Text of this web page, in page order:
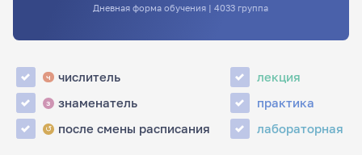
Дневная форма обучения | 4033 группа
ч числитель
з знаменатель
↺ после смены расписания
лекция
практика
лабораторная